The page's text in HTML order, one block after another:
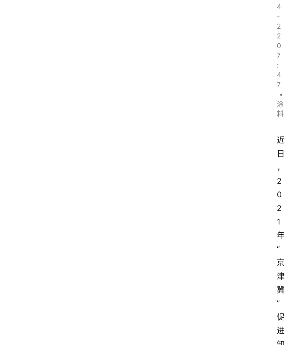
4
-
2
2
0
7
:
4
7
•
涂
料
近
日
，
2
0
2
1
年
“
京
津
冀
”
促
进